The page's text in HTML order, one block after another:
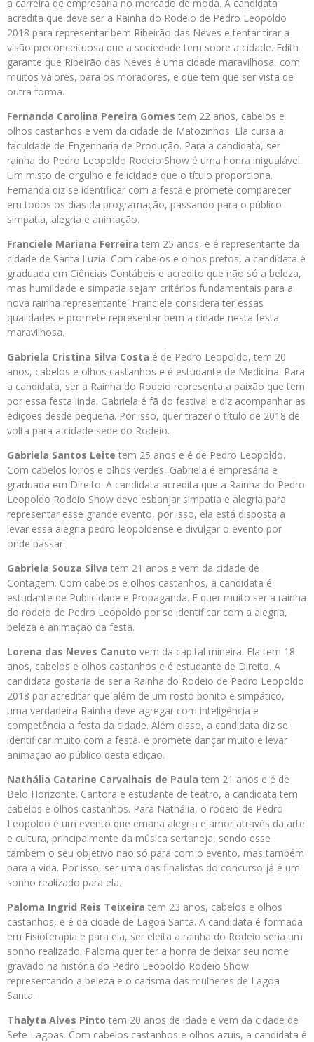
a carreira de empresária no mercado de moda. A candidata
acredita que deve ser a Rainha do Rodeio de Pedro Leopoldo
2018 para representar bem Ribeirão das Neves e tentar tirar a
visão preconceituosa que a sociedade tem sobre a cidade. Edith
garante que Ribeirão das Neves é uma cidade maravilhosa, com
muitos valores, para os moradores, e que tem que ser vista de
outra forma.
Fernanda Carolina Pereira Gomes tem 22 anos, cabelos e
olhos castanhos e vem da cidade de Matozinhos. Ela cursa a
faculdade de Engenharia de Produção. Para a candidata, ser
rainha do Pedro Leopoldo Rodeio Show é uma honra inigualável.
Um misto de orgulho e felicidade que o título proporciona.
Fernanda diz se identificar com a festa e promete comparecer
em todos os dias da programação, passando para o público
simpatia, alegria e animação.
Franciele Mariana Ferreira tem 25 anos, e é representante da
cidade de Santa Luzia. Com cabelos e olhos pretos, a candidata é
graduada em Ciências Contábeis e acredito que não só a beleza,
mas humildade e simpatia sejam critérios fundamentais para a
nova rainha representante. Franciele considera ter essas
qualidades e promete representar bem a cidade nesta festa
maravilhosa.
Gabriela Cristina Silva Costa é de Pedro Leopoldo, tem 20
anos, cabelos e olhos castanhos e é estudante de Medicina. Para
a candidata, ser a Rainha do Rodeio representa a paixão que tem
por essa festa linda. Gabriela é fã do festival e diz acompanhar as
edições desde pequena. Por isso, quer trazer o título de 2018 de
volta para a cidade sede do Rodeio.
Gabriela Santos Leite tem 25 anos e é de Pedro Leopoldo.
Com cabelos loiros e olhos verdes, Gabriela é empresária e
graduada em Direito. A candidata acredita que a Rainha do Pedro
Leopoldo Rodeio Show deve esbanjar simpatia e alegria para
representar esse grande evento, por isso, ela está disposta a
levar essa alegria pedro-leopoldense e divulgar o evento por
onde passar.
Gabriela Souza Silva tem 21 anos e vem da cidade de
Contagem. Com cabelos e olhos castanhos, a candidata é
estudante de Publicidade e Propaganda. E quer muito ser a rainha
do rodeio de Pedro Leopoldo por se identificar com a alegria,
beleza e animação da festa.
Lorena das Neves Canuto vem da capital mineira. Ela tem 18
anos, cabelos e olhos castanhos e é estudante de Direito. A
candidata gostaria de ser a Rainha do Rodeio de Pedro Leopoldo
2018 por acreditar que além de um rosto bonito e simpático,
uma verdadeira Rainha deve agregar com inteligência e
competência a festa da cidade. Além disso, a candidata diz se
identificar muito com a festa, e promete dançar muito e levar
animação ao público desta edição.
Nathália Catarine Carvalhais de Paula tem 21 anos e é de
Belo Horizonte. Cantora e estudante de teatro, a candidata tem
cabelos e olhos castanhos. Para Nathália, o rodeio de Pedro
Leopoldo é um evento que emana alegria e amor através da arte
e cultura, principalmente da música sertaneja, sendo esse
também o seu objetivo não só para com o evento, mas também
para a vida. Por isso, ser uma das finalistas do concurso já é um
sonho realizado para ela.
Paloma Ingrid Reis Teixeira tem 23 anos, cabelos e olhos
castanhos, e é da cidade de Lagoa Santa. A candidata é formada
em Fisioterapia e para ela, ser eleita a rainha do Rodeio seria um
sonho realizado. Paloma quer ter a honra de deixar seu nome
gravado na história do Pedro Leopoldo Rodeio Show
representando a beleza e o carisma das mulheres de Lagoa
Santa.
Thalyta Alves Pinto tem 20 anos de idade e vem da cidade de
Sete Lagoas. Com cabelos castanhos e olhos azuis, a candidata é